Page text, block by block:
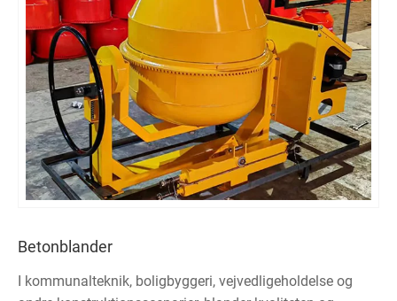
Betonblander
I kommunalteknik, boligbyggeri, vejvedligeholdelse og